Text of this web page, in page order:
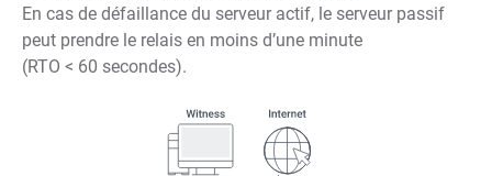
En cas de défaillance du serveur actif, le serveur passif
peut prendre le relais en moins d’une minute
(RTO < 60 secondes).